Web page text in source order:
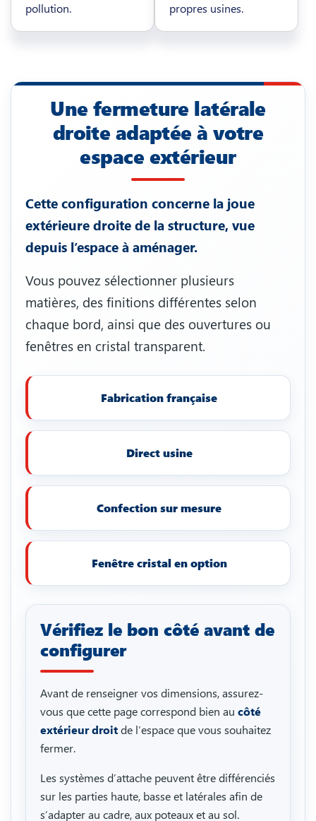
pollution.
propres usines.
Une fermeture latérale
droite adaptée à votre
espace extérieur
Cette configuration concerne la joue
extérieure droite de la structure, vue
depuis l’espace à aménager.
Vous pouvez sélectionner plusieurs
matières, des finitions différentes selon
chaque bord, ainsi que des ouvertures ou
fenêtres en cristal transparent.
Fabrication française
Direct usine
Confection sur mesure
Fenêtre cristal en option
Vérifiez le bon côté avant de
configurer
Avant de renseigner vos dimensions, assurez-
vous que cette page correspond bien au côté
extérieur droitde l’espace que vous souhaitez
fermer.
Les systèmes d’attache peuvent être différenciés
sur les parties haute, basse et latérales afin de
s’adapter au cadre, aux poteaux et au sol.